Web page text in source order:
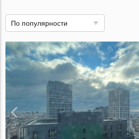
По популярности